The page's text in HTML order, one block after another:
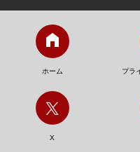
ホーム プラ
X